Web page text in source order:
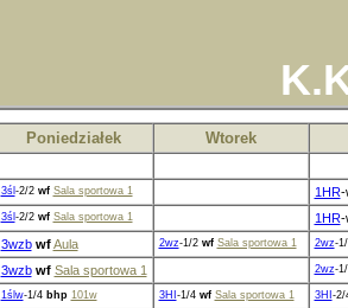
Poniedziałek Wtorek
3śl -2/2 wf Sala sportowa 1 1HR-
3śl -2/2 wf Sala sportowa 1 1HR-
3wzb wf Aula 2wz-1/2 wf Sala sportowa 1 2wz-
3wzb wf Sala sportowa 1 2wz-
1ślw-1/4 bhp 101w 3HI -1/4 wf Sala sportowa 1 3HI -